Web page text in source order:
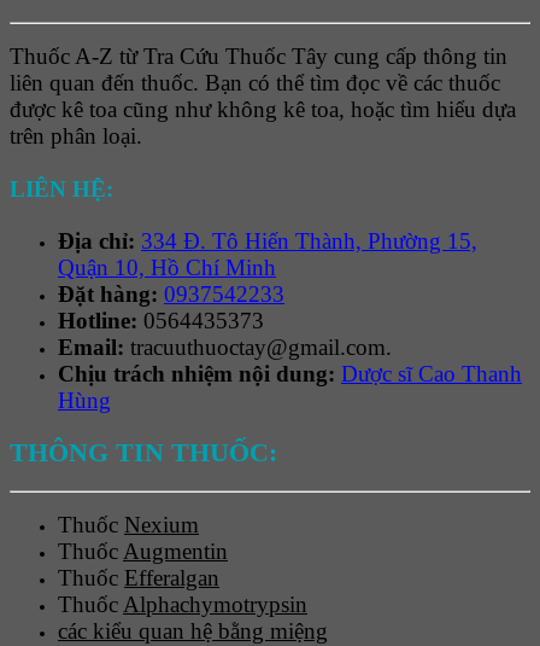
Thuốc A-Z từ Tra Cứu Thuốc Tây cung cấp thông tin
liên quan đến thuốc. Bạn có thể tìm đọc về các thuốc
được kê toa cũng như không kê toa, hoặc tìm hiểu dựa
trên phân loại.
LIÊN HỆ:
Địa chỉ: 334 Đ. Tô Hiến Thành, Phường 15,
Quận 10, Hồ Chí Minh
Đặt hàng: 0937542233
Hotline: 0564435373
Email: tracuuthuoctay@gmail.com.
Chịu trách nhiệm nội dung: Dược sĩ Cao Thanh
Hùng
THÔNG TIN THUỐC:
Thuốc Nexium
ThuốcAugmentin
Thuốc Efferalgan
ThuốcAlphachymotrypsin
các kiểu quan hệ bằng miệng